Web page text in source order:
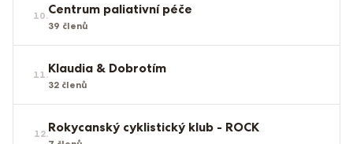
10.Centrum paliativní péče
39 členů
11.Klaudia & Dobrotím
32 členů
12.Rokycanský cyklistický klub - ROCK